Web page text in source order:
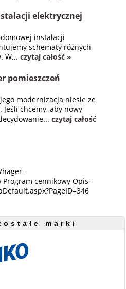
elektrycznej
instalacji
schematy różnych
W...czytaj całość »
pomieszczeń
modernizacja niesie ze
chcemy, aby nowy
czytaj całość
cennikowy Opis -
marki